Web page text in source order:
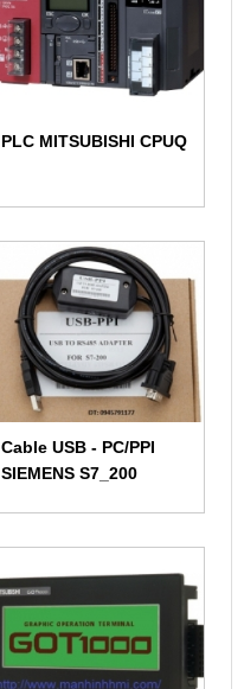
PLC MITSUBISHI CPUQ
Cable USB - PC/PPI
SIEMENS S7_200